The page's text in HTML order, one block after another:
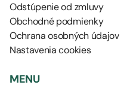
Odstúpenie od zmluvy
Obchodné podmienky
Ochrana osobných údajov
Nastavenia cookies
MENU